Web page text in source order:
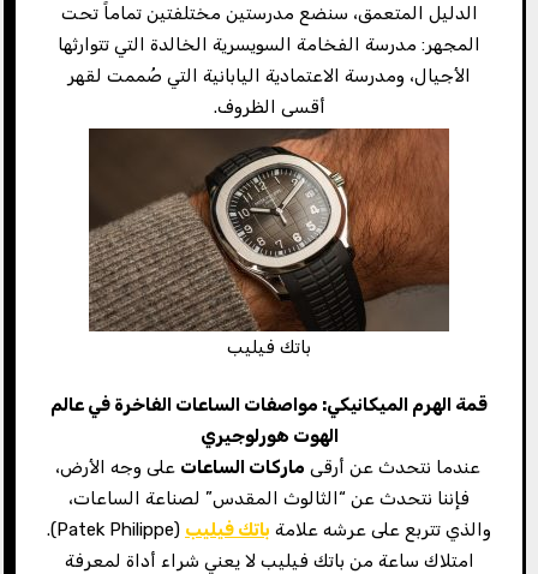
الدليل المتعمق، سنضع مدرستين مختلفتين تماماً تحت
المجهر: مدرسة الفخامة السويسرية الخالدة التي تتوارثها
الأجيال، ومدرسة الاعتمادية اليابانية التي صُممت لقهر
أقسى الظروف.
باتك فيليب
قمة الهرم الميكانيكي: مواصفات الساعات الفاخرة في عالم
الهوت هورلوجيري
عندما نتحدث عن أرقى ماركات الساعات على وجه الأرض،
فإننا نتحدث عن “الثالوث المقدس” لصناعة الساعات،
والذي تتربع على عرشه علامة باتك فيليب
(Patek Philippe).
امتلاك ساعة من باتك فيليب لا يعني شراء أداة لمعرفة